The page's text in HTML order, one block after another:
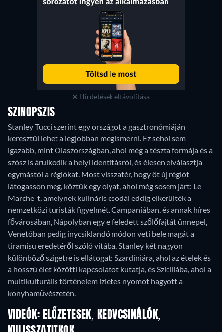
Hirdetések eltávolítása
SZINOPSZIS
Stanley Tucci szerint egy országot a gasztronómiáján
keresztül lehet a legjobban megismerni. Ez sehol sem
igazabb, mint Olaszországban, ahol még a tészta formája és a
szósz is árulkodik a helyi identitásról, és élesen elválasztja
egymástól a régiókat. Most visszatér, hogy öt új régiót
látogasson meg, köztük egy olyat, ahol még sosem járt: Le
Marche-t, amelynek kulináris csodái eddig elkerülték a
nemzetközi turisták figyelmét. Campaniában, és annak híres
fővárosában, Nápolyban egy elfeledett szőlőfajtát ünnepel,
Venetóban pedig ínycsiklandó módon veti bele magát a
tiramisu eredetéről szóló vitába. Stanley két nagyon
különböző szigetre is ellátogat: Szardíniára, ahol az ételek és
a hosszú élet közötti kapcsolatot kutatja, és Szicíliába, ahol a
multikulturális történelem ízletes nyomot hagyott a
konyhaművészetén.
VIDEÓK: ELŐZETESEK, KEDVCSINÁLÓK,